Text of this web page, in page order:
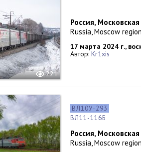
221
Россия,
Russia, Moscow
17 марта 2024 г.,
Автор: Kr1xis
ВЛ10У-293
ВЛ11-116Б
Россия,
Russia, Moscow